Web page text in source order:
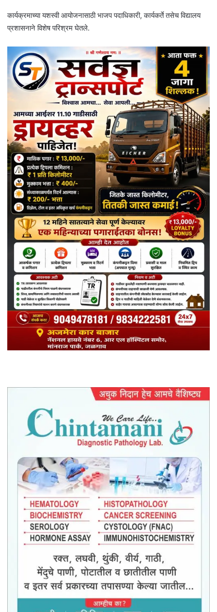
कार्यक्रमाच्या यशस्वी आयोजनासाठी भाजप पदाधिकारी, कार्यकर्ते तसेच विद्यालय
प्रशासनाने विशेष परिश्रम घेतले.